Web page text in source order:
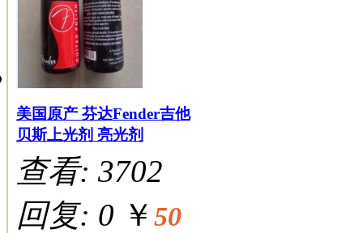
美国原产 芬达Fender吉他
贝斯上光剂 亮光剂
查看: 3702
回复: 0 ￥ 50